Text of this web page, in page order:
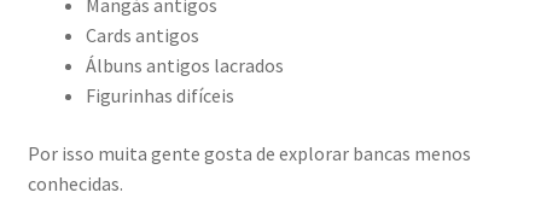
Mangás antigos
Cards antigos
Álbuns antigos lacrados
Figurinhas difíceis
Por isso muita gente gosta de explorar bancas menos
conhecidas.